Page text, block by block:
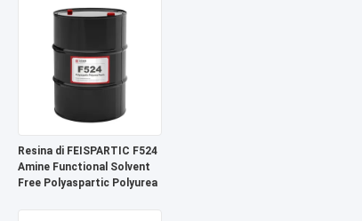
Resina di FEISPARTIC F524
Amine Functional Solvent
Free Polyaspartic Polyurea